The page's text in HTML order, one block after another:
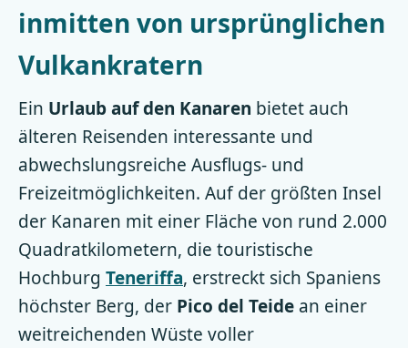
inmitten von ursprünglichen
Vulkankratern
Ein Urlaub auf den Kanaren bietet auch
älteren Reisenden interessante und
abwechslungsreiche Ausflugs- und
Freizeitmöglichkeiten. Auf der größten Insel
der Kanaren mit einer Fläche von rund 2.000
Quadratkilometern, die touristische
Hochburg Teneriffa, erstreckt sich Spaniens
höchster Berg, der Pico del Teide an einer
weitreichenden Wüste voller